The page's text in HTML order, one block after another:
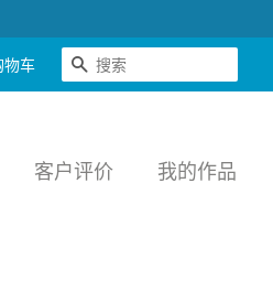
物车 搜索
客户评价 我的作品